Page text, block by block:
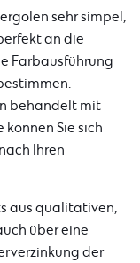
sehr simpel,
an die
Farbausführung
behandelt mit
können Sie sich
Ihren
aus qualitativen,
über eine
der